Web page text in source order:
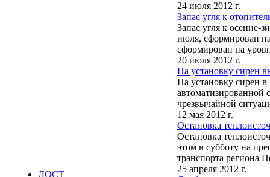
ДОСТ
24 июля 2012 г.
Запас угля к
Запас угля к осенне-
июля, сформирован
сформирован на
20 июля 2012 г.
На установку сирен
На установку сирен
автоматизированной
чрезвычайной
12 мая 2012 г.
Остановка
Остановка
этом в субботу на
транспорта региона
25 апреля 2012 г.